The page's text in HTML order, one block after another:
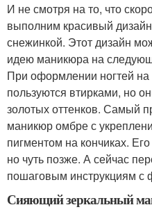
И не смотря на то, что
выполним красивый
снежинкой. Этот дизайн
идею маникюра на
При оформлении ногтей на
пользуются втирками, но
золотых оттенков. Самый
маникюр омбре с
пигментом на кончиках.
но чуть позже. А сейчас
пошаговым инструкциям с
Сияющий зеркальный